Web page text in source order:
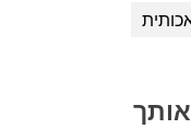
אותך